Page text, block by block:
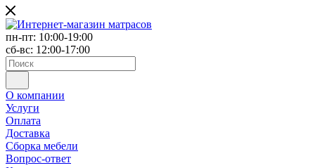
пн-пт: 10:00-19:00
сб-вс: 12:00-17:00
О компании
Услуги
Оплата
Доставка
Сборка мебели
Вопрос-ответ